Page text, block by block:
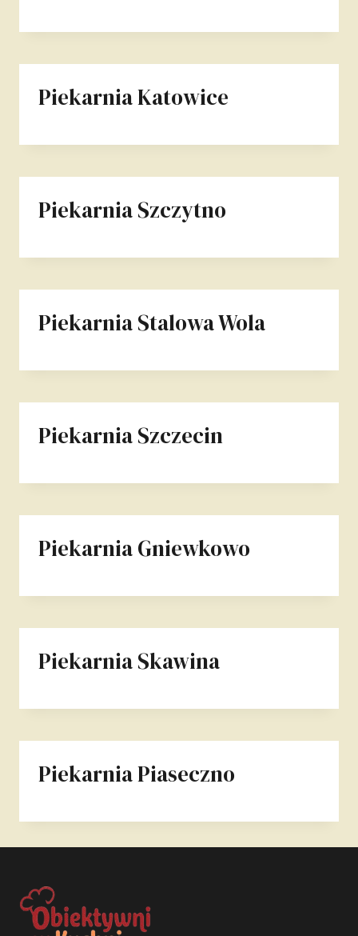
Piekarnia Katowice
Piekarnia Szczytno
Piekarnia Stalowa Wola
Piekarnia Szczecin
Piekarnia Gniewkowo
Piekarnia Skawina
Piekarnia Piaseczno